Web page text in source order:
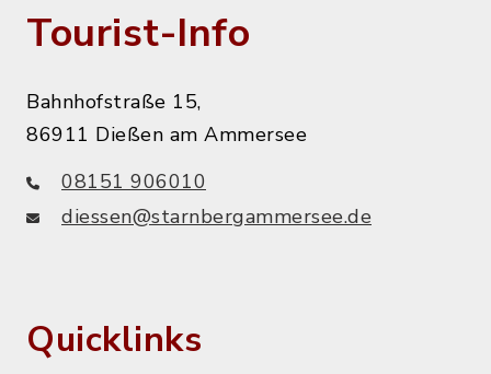
Tourist-Info
Bahnhofstraße 15,
86911 Dießen am Ammersee
08151 906010
diessen@starnbergammersee.de
Quicklinks